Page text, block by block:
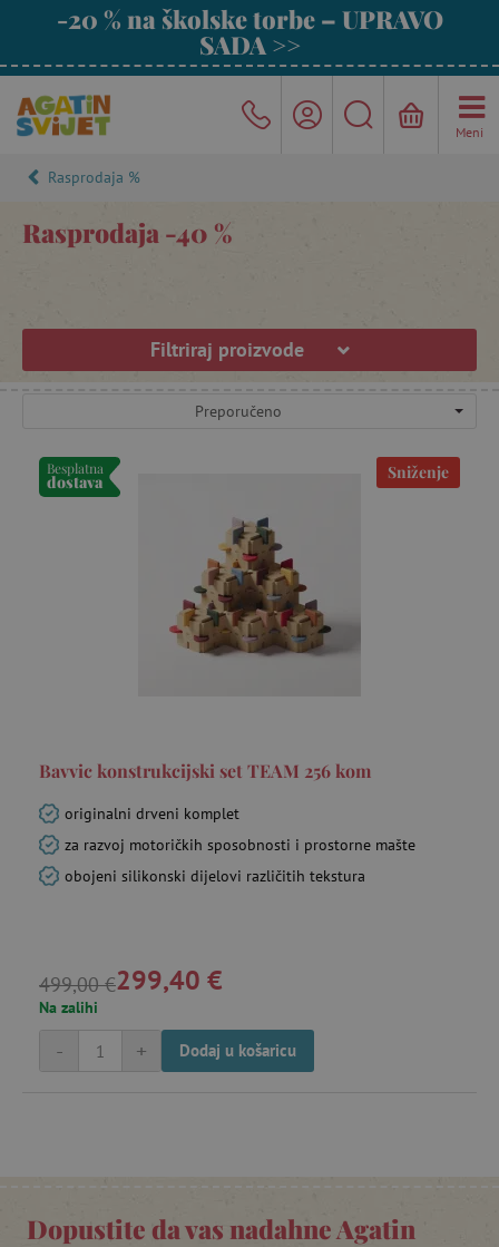
-20 % na školske torbe – UPRAVO
SADA >>
Meni
Rasprodaja %
Rasprodaja -40 %
Filtriraj proizvode
Preporučeno
Besplatna
dostava Sniženje
Bavvic konstrukcijski set TEAM 256 kom
originalni drveni komplet
za razvoj motoričkih sposobnosti i prostorne mašte
obojeni silikonski dijelovi različitih tekstura
499,00 €299,40 €
Na zalihi
+
- Dodaj u košaricu
Dopustite da vas nadahne Agatin